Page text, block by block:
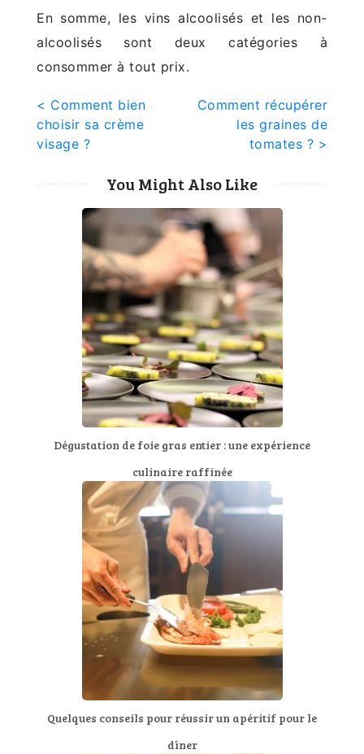
En somme, les vins alcoolisés et les non-
alcoolisés sont deux catégories à
consommer à tout prix.
Post
navigation
< Comment bien
choisir sa crème
visage ?
Comment récupérer
les graines de
tomates ? >
You Might Also Like
Dégustation de foie gras entier : une expérience
culinaire raffinée
Quelques conseils pour réussir un apéritif pour le
dîner